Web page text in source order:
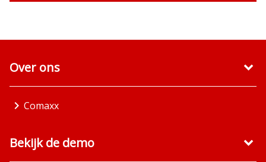
Over ons
Comaxx
Bekijk de demo